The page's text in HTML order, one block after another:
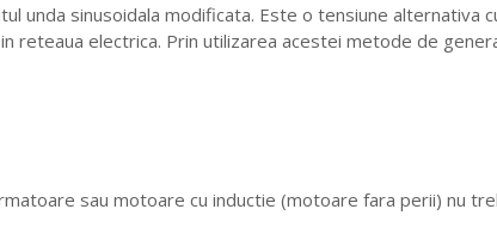
unda sinusoidala modificata. Este o tensiune alternativa
reteaua electrica. Prin utilizarea acestei metode de
sau motoare cu inductie (motoare fara perii) nu